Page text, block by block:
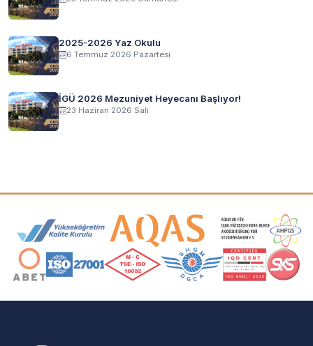
2025-2026 Yaz Okulu
6 Temmuz 2026 Pazartesi
İGÜ 2026 Mezuniyet Heyecanı Başlıyor!
23 Haziran 2026 Salı
Akreditasyon ve Üyelik Logoları